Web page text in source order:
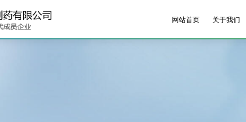
网站首页 关于我们